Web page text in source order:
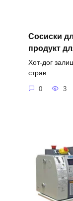
Сосиски
продукт
Хот-дог
страв
0 3